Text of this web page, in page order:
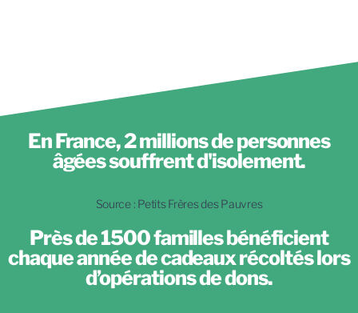
En France, 2 millions de personnes
âgées souffrent d'isolement.
Source : Petits Frères des Pauvres
Près de 1500 familles bénéficient
chaque année de cadeaux récoltés lors
d’opérations de dons.